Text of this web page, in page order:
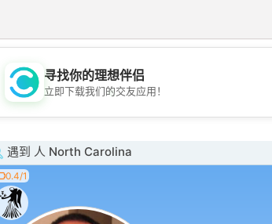
💖
寻找你的理想伴侣
立即下载我们的交友应用！
遇到 人 North Carolina
0.4/1